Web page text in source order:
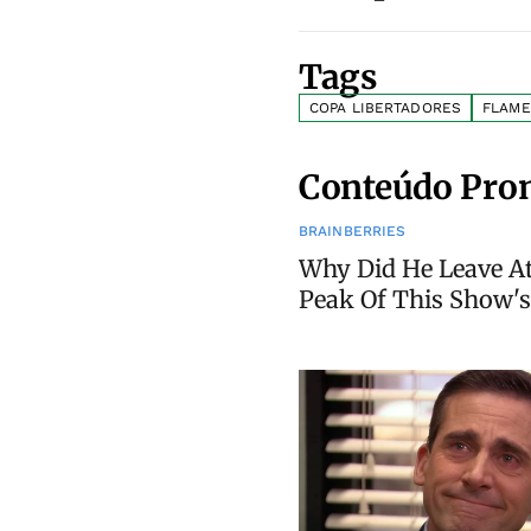
Tags
COPA LIBERTADORES